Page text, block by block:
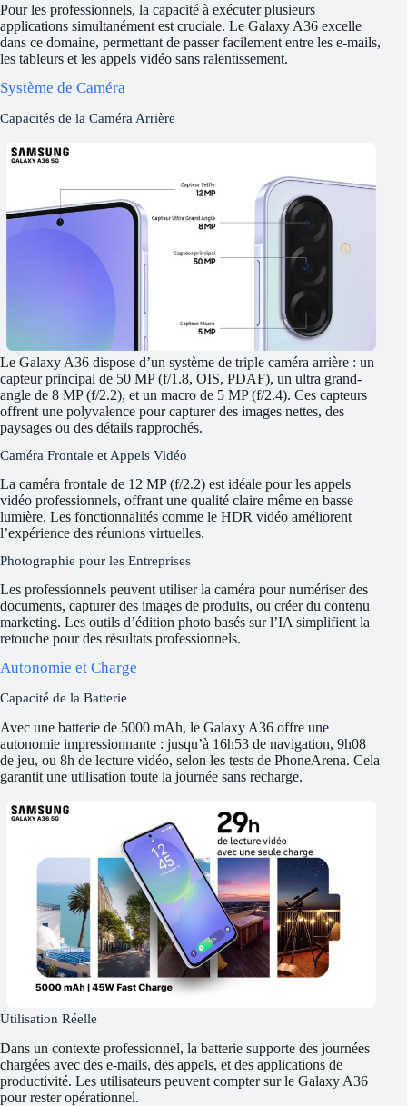
Pour les professionnels, la capacité à exécuter plusieurs
applications simultanément est cruciale. Le Galaxy A36 excelle
dans ce domaine, permettant de passer facilement entre les e-mails,
les tableurs et les appels vidéo sans ralentissement.
Système de Caméra
Capacités de la Caméra Arrière
Le Galaxy A36 dispose d’un système de triple caméra arrière : un
capteur principal de 50 MP (f/1.8, OIS, PDAF), un ultra grand-
angle de 8 MP (f/2.2), et un macro de 5 MP (f/2.4). Ces capteurs
offrent une polyvalence pour capturer des images nettes, des
paysages ou des détails rapprochés.
Caméra Frontale et Appels Vidéo
La caméra frontale de 12 MP (f/2.2) est idéale pour les appels
vidéo professionnels, offrant une qualité claire même en basse
lumière. Les fonctionnalités comme le HDR vidéo améliorent
l’expérience des réunions virtuelles.
Photographie pour les Entreprises
Les professionnels peuvent utiliser la caméra pour numériser des
documents, capturer des images de produits, ou créer du contenu
marketing. Les outils d’édition photo basés sur l’IA simplifient la
retouche pour des résultats professionnels.
Autonomie et Charge
Capacité de la Batterie
Avec une batterie de 5000 mAh, le Galaxy A36 offre une
autonomie impressionnante : jusqu’à 16h53 de navigation, 9h08
de jeu, ou 8h de lecture vidéo, selon les tests de PhoneArena. Cela
garantit une utilisation toute la journée sans recharge.
Utilisation Réelle
Dans un contexte professionnel, la batterie supporte des journées
chargées avec des e-mails, des appels, et des applications de
productivité. Les utilisateurs peuvent compter sur le Galaxy A36
pour rester opérationnel.